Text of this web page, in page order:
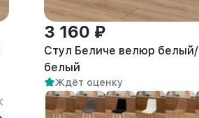
3 160 ₽
Стул Беличе велюр белый/
белый
Ждёт оценку